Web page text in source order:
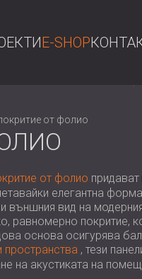
E-SHOP
от фолио
от фолио
елегантна
вид на модерния
равномерно покритие,
основа осигурява
пространства , тези
на акустиката на